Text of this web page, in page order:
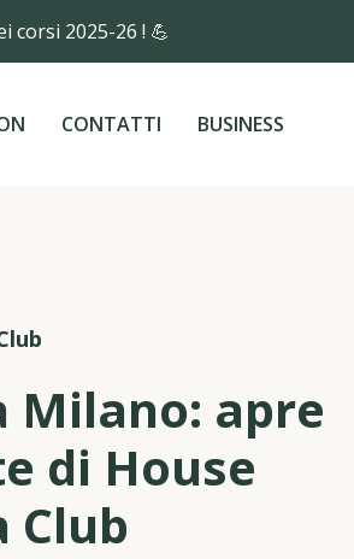
corsi 2025-26 ! 💪
CONTATTI BUSINESS
Milano: apre
di House
Club